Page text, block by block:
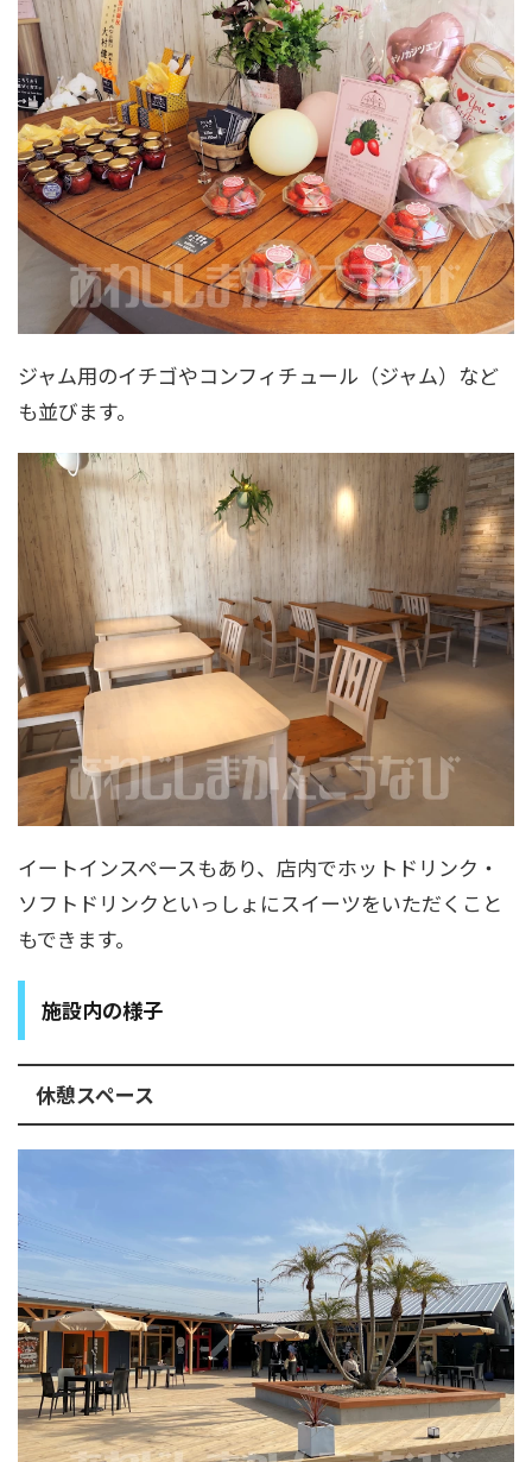
ジャム用のイチゴやコンフィチュール（ジャム）など
も並びます。
イートインスペースもあり、店内でホットドリンク・
ソフトドリンクといっしょにスイーツをいただくこと
もできます。
施設内の様子
休憩スペース